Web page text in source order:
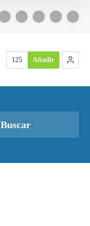
125 Añadir
Buscar